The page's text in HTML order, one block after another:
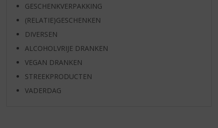
GESCHENKVERPAKKING
(RELATIE)GESCHENKEN
DIVERSEN
ALCOHOLVRIJE DRANKEN
VEGAN DRANKEN
STREEKPRODUCTEN
VADERDAG